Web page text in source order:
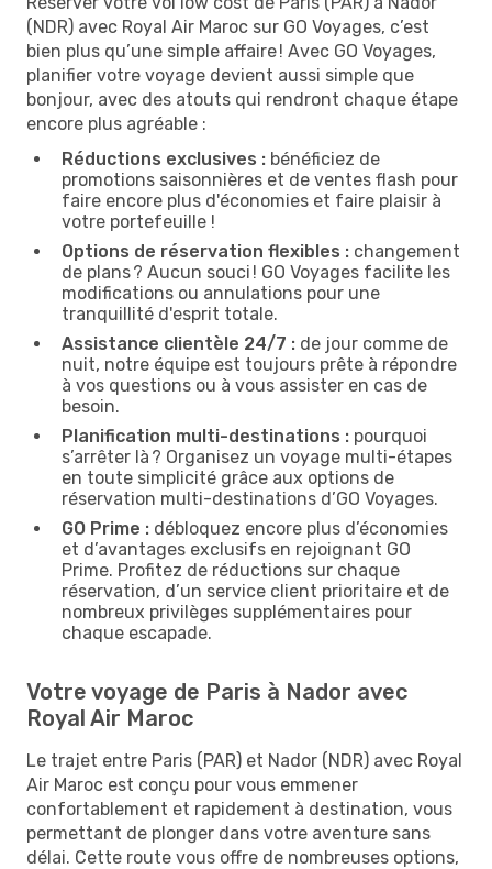
(NDR) avec Royal Air Maroc sur GO Voyages, c’est
bien plus qu’une simple affaire ! Avec GO Voyages,
planifier votre voyage devient aussi simple que
bonjour, avec des atouts qui rendront chaque étape
encore plus agréable :
Réductions exclusives : bénéficiez de
promotions saisonnières et de ventes flash pour
faire encore plus d'économies et faire plaisir à
votre portefeuille !
Options de réservation flexibles : changement
de plans ? Aucun souci ! GO Voyages facilite les
modifications ou annulations pour une
tranquillité d'esprit totale.
Assistance clientèle 24/7 : de jour comme de
nuit, notre équipe est toujours prête à répondre
à vos questions ou à vous assister en cas de
besoin.
Planification multi-destinations : pourquoi
s’arrêter là ? Organisez un voyage multi-étapes
en toute simplicité grâce aux options de
réservation multi-destinations d’GO Voyages.
GO Prime : débloquez encore plus d’économies
et d’avantages exclusifs en rejoignant GO
Prime. Profitez de réductions sur chaque
réservation, d’un service client prioritaire et de
nombreux privilèges supplémentaires pour
chaque escapade.
Votre voyage de Paris à Nador avec
Royal Air Maroc
Le trajet entre Paris (PAR) et Nador (NDR) avec Royal
Air Maroc est conçu pour vous emmener
confortablement et rapidement à destination, vous
permettant de plonger dans votre aventure sans
délai. Cette route vous offre de nombreuses options,